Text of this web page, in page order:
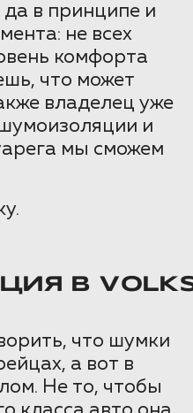
в принципе и
не всех
комфорта
что может
владелец уже
и
мы сможем
В
что шумки
а вот в
Не то, чтобы